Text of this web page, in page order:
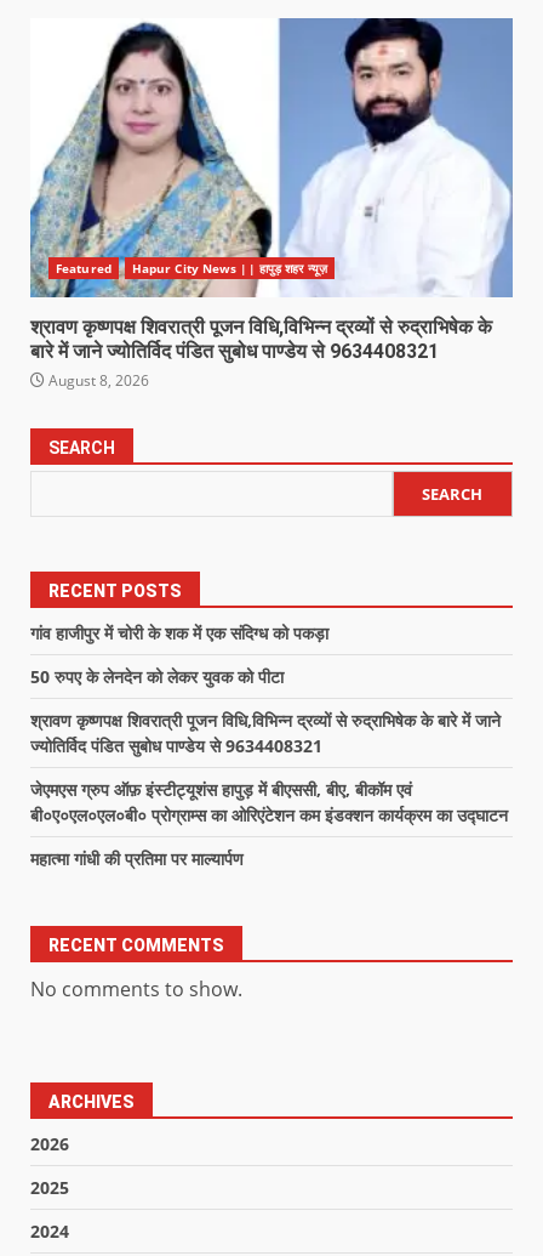
Featured Hapur City News || हापुड़ शहर न्यूज़
श्रावण कृष्णपक्ष शिवरात्री पूजन विधि,विभिन्न द्रव्यों से रुद्राभिषेक के
बारे में जाने ज्योतिर्विद पंडित सुबोध पाण्डेय से 9634408321
August 8, 2026
SEARCH
SEARCH
RECENT POSTS
गांव हाजीपुर में चोरी के शक में एक संदिग्ध को पकड़ा
50 रुपए के लेनदेन को लेकर युवक को पीटा
श्रावण कृष्णपक्ष शिवरात्री पूजन विधि,विभिन्न द्रव्यों से रुद्राभिषेक के बारे में जाने
ज्योतिर्विद पंडित सुबोध पाण्डेय से 9634408321
जेएमएस ग्रुप ऑफ़ इंस्टीट्यूशंस हापुड़ में बीएससी, बीए, बीकॉम एवं
बी०ए०एल०एल०बी० प्रोग्राम्स का ओरिएंटेशन कम इंडक्शन कार्यक्रम का उद्घाटन
महात्मा गांधी की प्रतिमा पर माल्यार्पण
RECENT COMMENTS
No comments to show.
ARCHIVES
2026
2025
2024